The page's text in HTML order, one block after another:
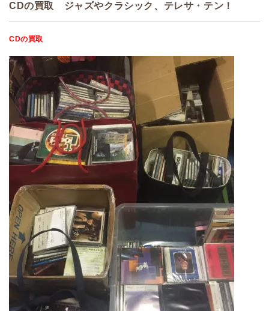
CDの買取 ジャズやクラシック、テレサ・テン！
CDの買取